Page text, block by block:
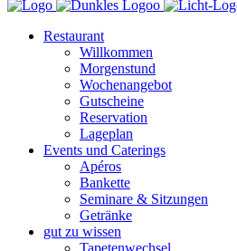
Restaurant
Willkommen
Morgenstund
Wochenangebot
Gutscheine
Reservation
Lageplan
Events und Caterings
Apéros
Bankette
Seminare & Sitzungen
Getränke
gut zu wissen
Tapetenwechsel